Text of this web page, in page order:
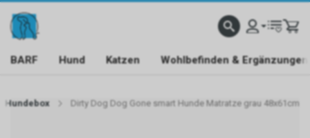
BARF Hund Katzen Wohlbefinden & Ergänzungen
Hundebox Dirty Dog Dog Gone smart Hunde Matratze grau 48x61cm